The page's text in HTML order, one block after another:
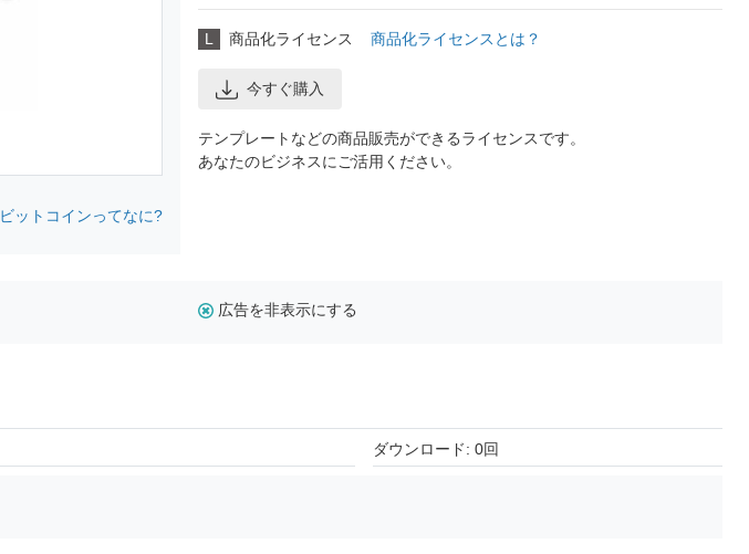
ビットコインってなに?
L 商品化ライセンス 商品化ライセンスとは？
今すぐ購入
テンプレートなどの商品販売ができるライセンスです。
あなたのビジネスにご活用ください。
広告を非表示にする
ダウンロード: 0回